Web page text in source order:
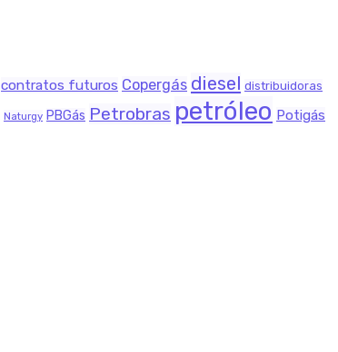
contratos futuros Copergás diesel distribuidoras
Naturgy PBGás Petrobras petróleo Potigás